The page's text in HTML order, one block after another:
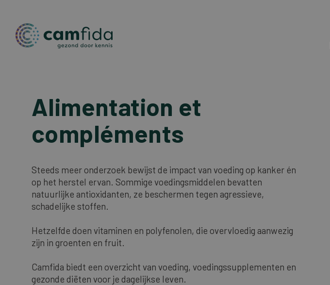
Alimentation et
compléments
Steeds meer onderzoek bewijst de impact van voeding op kanker én
op het herstel ervan. Sommige voedingsmiddelen bevatten
natuurlijke antioxidanten, ze beschermen tegen agressieve,
schadelijke stoffen.
Hetzelfde doen vitaminen en polyfenolen, die overvloedig aanwezig
zijn in groenten en fruit.
Camfida biedt een overzicht van voeding, voedingssupplementen en
gezonde diëten voor je dagelijkse leven.